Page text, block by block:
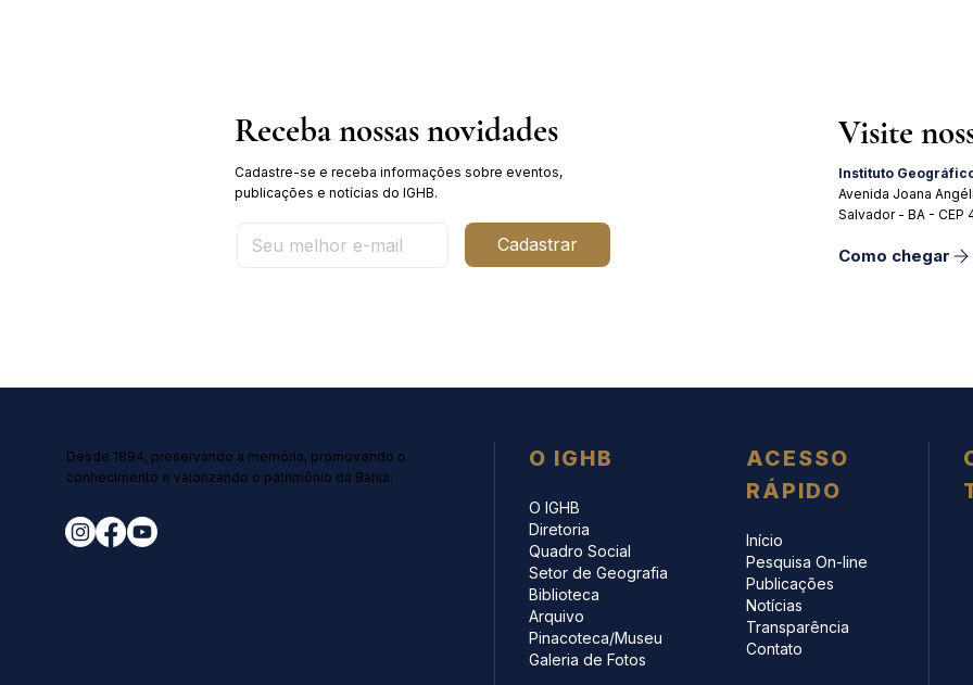
Receba nossas novidades
Cadastre-se e receba informações sobre eventos,
publicações e notícias do IGHB.
Cadastrar
Visite
Instituto
Avenida Joana
Salvador - BA - CEP
Como chegar
Desde 1894, preservando a memória, promovendo o
conhecimento e valorizando o patrimônio da Bahia.
O IGHB
O IGHB
Diretoria
Quadro Social
Setor de Geografia
Biblioteca
Arquivo
Pinacoteca/Museu
Galeria de Fotos
ACESSO
RÁPIDO
Início
Pesquisa On-line
Publicações
Notícias
Transparência
Contato